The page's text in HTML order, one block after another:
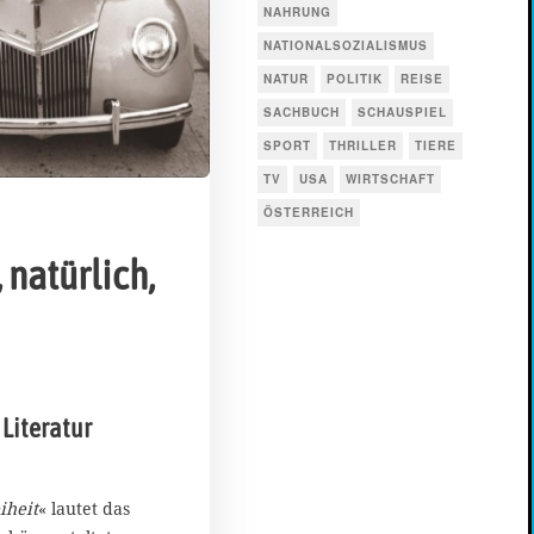
natürlich,
Literatur
« lautet das
NAHRUNG
NATIONALSOZIALISMUS
NATUR
POLITIK
REISE
SACHBUCH
SCHAUSPIEL
SPORT
THRILLER
TIERE
TV
USA
WIRTSCHAFT
ÖSTERREICH